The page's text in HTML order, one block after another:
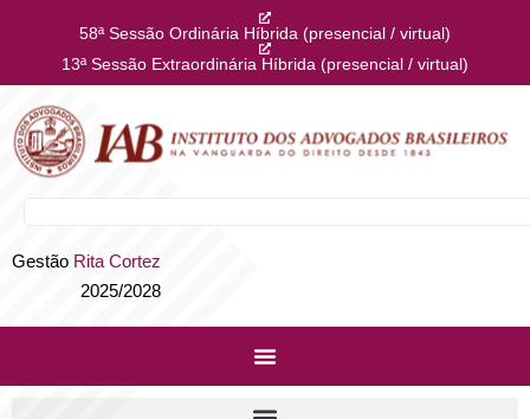
58ª Sessão Ordinária Híbrida (presencial / virtual)
13ª Sessão Extraordinária Híbrida (presencial / virtual)
Gestão Rita Cortez
2025/2028